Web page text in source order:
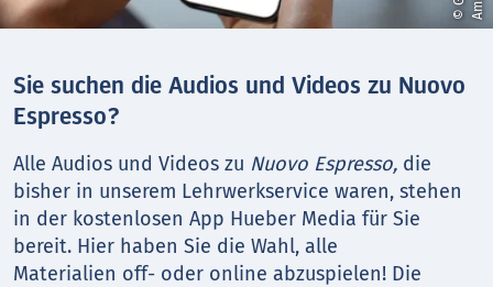
Sie suchen die Audios und Videos zu Nuovo
Espresso?
Alle Audios und Videos zu Nuovo Espresso, die
bisher in unserem Lehrwerkservice waren, stehen
in der kostenlosen App Hueber Media für Sie
bereit. Hier haben Sie die Wahl, alle
Materialien off- oder online abzuspielen! Die